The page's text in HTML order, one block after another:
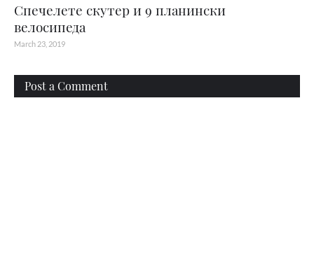
Спечелете скутер и 9 планински
велосипеда
March 23, 2019
Post a Comment